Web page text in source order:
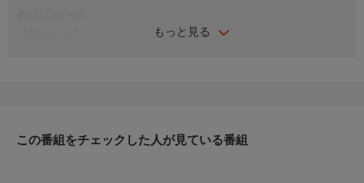
もっと見る
った。その出会いを境に、周囲で不可解な現象が起こり始める。
この番組をチェックした人が見ている番組